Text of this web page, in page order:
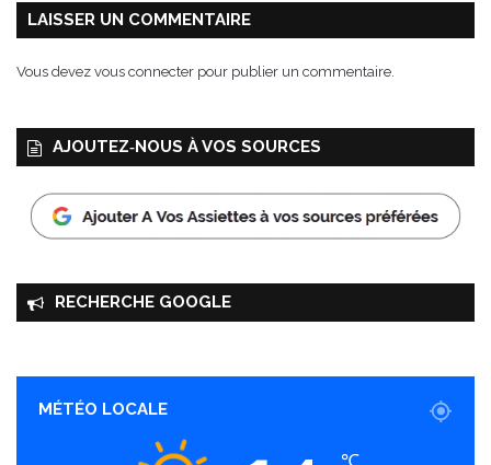
LAISSER UN COMMENTAIRE
Vous devez vous connecter pour publier un commentaire.
AJOUTEZ‑NOUS À VOS SOURCES
RECHERCHE GOOGLE
MÉTÉO LOCALE